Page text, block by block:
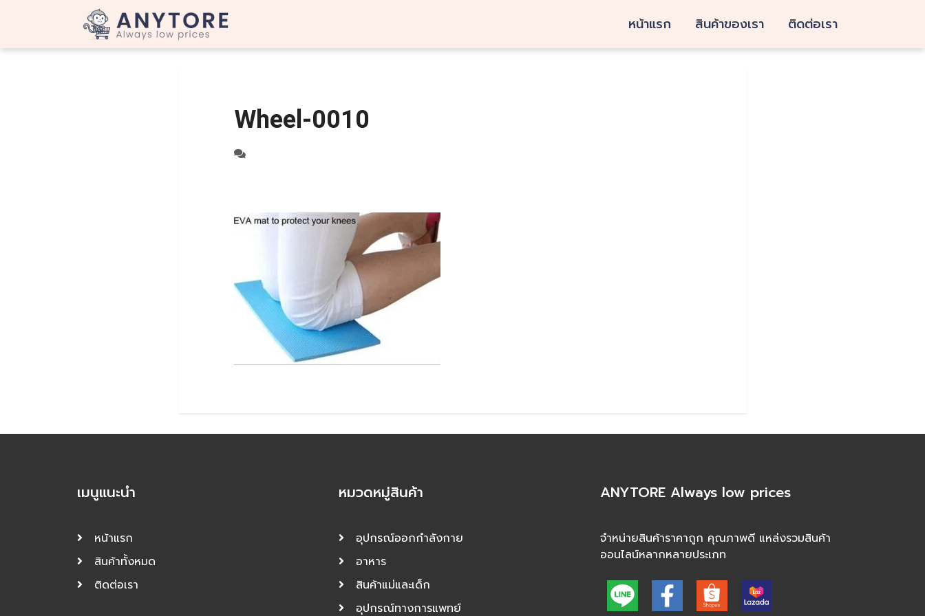
หน้าแรก สินค้าของเรา ติดต่อเรา
Wheel-0010
เมนูแนะนำ
หน้าแรก
สินค้าทั้งหมด
ติดต่อเรา
หมวดหมู่สินค้า
อุปกรณ์ออกกำลังกาย
อาหาร
สินค้าแม่และเด็ก
อุปกรณ์ทางการแพทย์
ANYTORE Always low prices
จำหน่ายสินค้าราคาถูก คุณภาพดี แหล่งรวมสินค้า
ออนไลน์หลากหลายประเภท